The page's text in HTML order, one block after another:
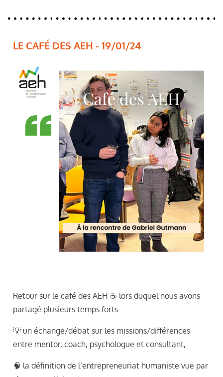
LE CAFÉ DES AEH - 19/01/24
Retour sur le café des AEH ☕ lors duquel nous avons
partagé plusieurs temps forts :
💡 un échange/débat sur les missions/différences
entre mentor, coach, psychologue et consultant,
🧠 la définition de l’entrepreneuriat humaniste vue par